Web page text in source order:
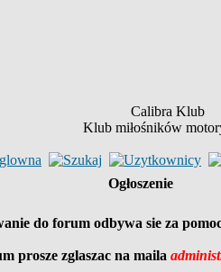
Calibra Klub
Klub miłośników
Ogłoszenie
do forum odbywa sie za
prosze zglaszac na maila